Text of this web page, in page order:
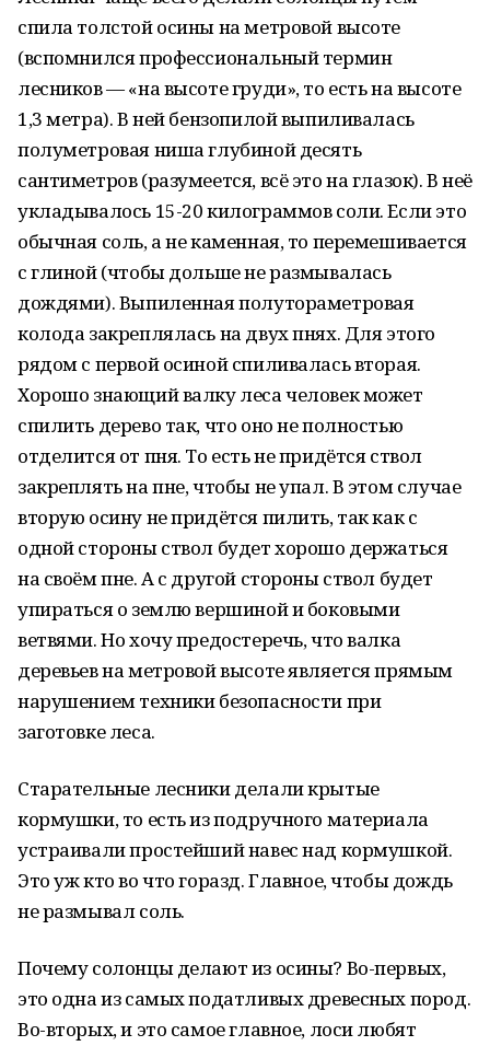
спила толстой осины на метровой высоте
(вспомнился профессиональный термин
лесников — «на высоте груди», то есть на высоте
1,3 метра). В ней бензопилой выпиливалась
полуметровая ниша глубиной десять
сантиметров (разумеется, всё это на глазок). В неё
укладывалось 15-20 килограммовсоли. Если это
обычная соль, а не каменная, то перемешивается
с глиной (чтобы дольше не размывалась
дождями). Выпиленная полутораметровая
колода закреплялась на двух пнях. Для этого
рядом с первой осиной спиливалась вторая.
Хорошо знающий валку леса человек может
спилить дерево так, что оно не полностью
отделится от пня. То есть не придётся ствол
закреплять на пне, чтобы не упал. В этом случае
вторую осину не придётся пилить, так как с
одной стороны ствол будет хорошо держаться
на своём пне. А с другой стороны ствол будет
упираться о землю вершиной и боковыми
ветвями. Но хочу предостеречь, что валка
деревьев на метровой высоте является прямым
нарушением техники безопасности при
заготовке леса.
Старательные лесники делали крытые
кормушки, то есть из подручного материала
устраивали простейший навес над кормушкой.
Это уж кто во что горазд. Главное, чтобы дождь
не размывал соль.
Почему солонцы делают из осины? Во-первых,
это одна из самых податливых древесных пород.
Во-вторых, и это самое главное, лоси любят